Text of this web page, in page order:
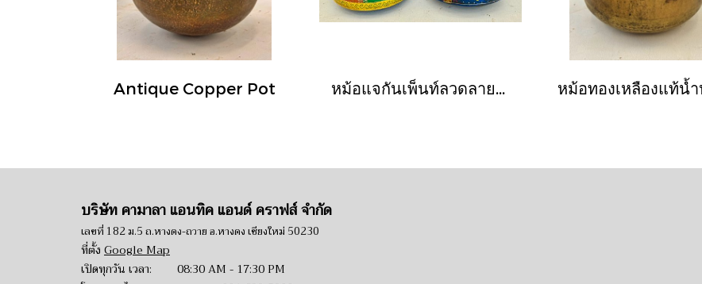
Antique Copper Pot หม้อแจกันเพ็นท์ลวดลายสีสันสดใส
บริษัท คามาลา แอนทิค แอนด์ คราฟส์ จำกัด
เลขที่ 182 ม.5 ถ.หางดง-ถวาย อ.หางดง เชียงใหม่ 50230
ที่ตั้ง Google Map
เปิดทุกวัน เวลา: 08:30 AM - 17:30 PM